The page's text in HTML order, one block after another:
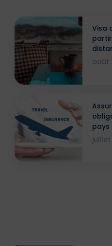
Visa
août
pays
juillet